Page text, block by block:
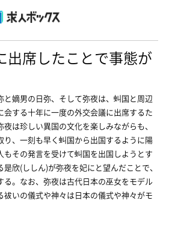
出席したことで事態が
と嫡男の日弥、そして弥夜は、虯国と周辺
会する十年に一度の外交会議に出席するた
は珍しい異国の文化を楽しみながらも、
り、一刻も早く虯国から出国するように陽
その発言を受けて虯国を出国しようとす
欣(ししん)が弥夜を妃にと望んだことで、
る。なお、弥夜は古代日本の巫女をモデル
祓いの儀式や神々は日本の儀式や神々がモ